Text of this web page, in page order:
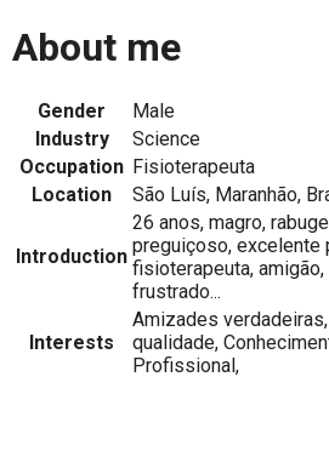
About me
Gender
Male
Industry
Science
Occupation Fisioterapeuta
Location
São Luís, Maranhão,
Introduction
26 anos, magro,
preguiçoso, excelente
fisioterapeuta,
frustrado...
Interests
Amizades
qualidade,
Profissional,